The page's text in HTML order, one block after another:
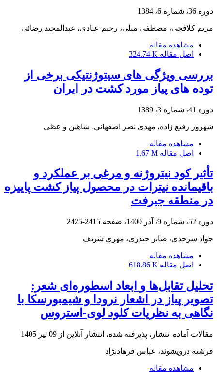
دوره 36، شماره 6، 1384
مریم کلافچی، مصطفی مبلی، رحیم عبادی، عبدالمجید رضائی
مشاهده مقاله
اصل مقاله 324.74 K
بررسی ویژگی های سیتوژنتیکی برخی از
توده های پیاز مورد کشت در ایران
دوره 41، شماره 3، 1389
شهروز رفیع زاده، مهدی نصر اصفهانی، شاهین واعظی
مشاهده مقاله
اصل مقاله 1.67 M
تأثیر کود نیتروژنه و مرغی بر عملکرد و
باقیمانده نیترات در محصول پیاز کشت پاییزه
در منطقه جیرفت
دوره 52، شماره 9، آذر 1400، صفحه 2415-2425
جواد سرحدی، صابر حیدری، مهری شریف
مشاهده مقاله
اصل مقاله 618.86 K
تحلیل تقابل‌ها و ابعاد اسطوره‌‌ای شعر:
تصویر پیاز در اشعار نرودا و شیمبورسکا با
نگاهی به نظریات کلود لوی-استروس
مقالات آماده انتشار، پذیرفته شده، انتشار آنلاین از 09 تیر 1405
فرشته درویشوند، عباس فرهادنژاد
مشاهده مقاله